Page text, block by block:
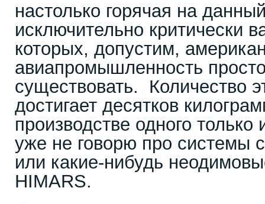
настолько горячая на
исключительно критически
которых, допустим,
авиапромышленность
существовать. Количество
достигает десятков
производстве одного
уже не говорю про системы
или какие-нибудь
HIMARS.